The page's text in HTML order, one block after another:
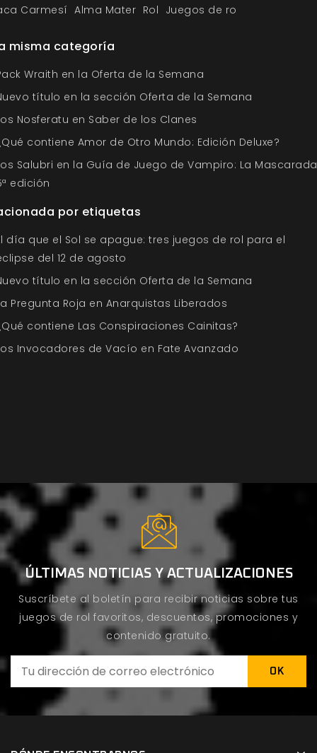
Carmesí Alma Mater Rol Juegos de ro
misma categoría
Wraith en la Oferta de la Semana
título en la sección Oferta de la Semana
Nosferatu en Saber de los Clanes
contiene Amor de Otro Mundo: Edición Deluxe?
Salubri en la Guía de Juego de Vampiro: La Mascarada
edición
por etiquetas
día que el Sol se apague: tres juegos de rol para el
del 12 de agosto
título en la sección Oferta de la Semana
Pregunta Roja en Anarquistas Liberados
contiene Las Conspiraciones Cainitas?
Invocadores de Vacío en Fate Avanzado
ÚLTIMAS NOTICIAS Y ACTUALIZACIONES
Suscríbete al boletín para recibir noticias sobre tus
juegos de rol favoritos, descuentos, promociones y
contenido gratuito.